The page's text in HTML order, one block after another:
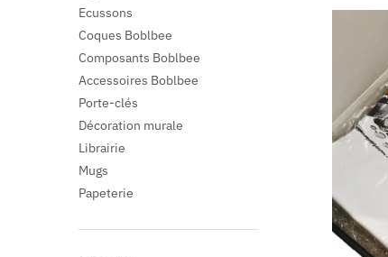
Ecussons
Coques Boblbee
Composants Boblbee
Accessoires Boblbee
Porte-clés
Décoration murale
Librairie
Mugs
Papeterie